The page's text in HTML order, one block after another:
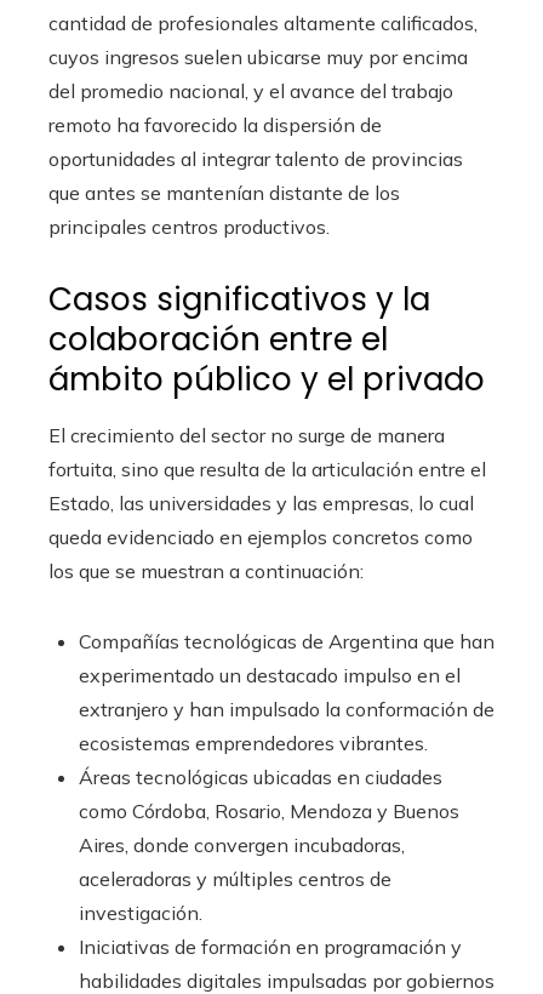
cantidad de profesionales altamente calificados,
cuyos ingresos suelen ubicarse muy por encima
del promedio nacional, y el avance del trabajo
remoto ha favorecido la dispersión de
oportunidades al integrar talento de provincias
que antes se mantenían distante de los
principales centros productivos.
Casos significativos y la
colaboración entre el
ámbito público y el privado
El crecimiento del sector no surge de manera
fortuita, sino que resulta de la articulación entre el
Estado, las universidades y las empresas, lo cual
queda evidenciado en ejemplos concretos como
los que se muestran a continuación:
Compañías tecnológicas de Argentina que han
experimentado un destacado impulso en el
extranjero y han impulsado la conformación de
ecosistemas emprendedores vibrantes.
Áreas tecnológicas ubicadas en ciudades
como Córdoba, Rosario, Mendoza y Buenos
Aires, donde convergen incubadoras,
aceleradoras y múltiples centros de
investigación.
Iniciativas de formación en programación y
habilidades digitales impulsadas por gobiernos